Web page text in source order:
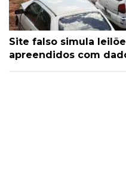
Site falso simula
apreendidos com